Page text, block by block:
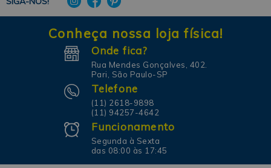
Conheça nossa loja física!
Onde fica?
Rua Mendes Gonçalves, 402.
Pari, São Paulo-SP
Telefone
(11) 2618-9898
(11) 94257-4642
Funcionamento
Segunda à Sexta
das 08:00 às 17:45